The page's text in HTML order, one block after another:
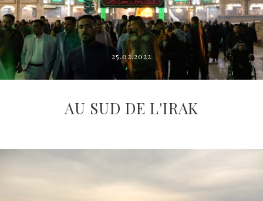
25.02.2022
AU SUD DE L'IRAK